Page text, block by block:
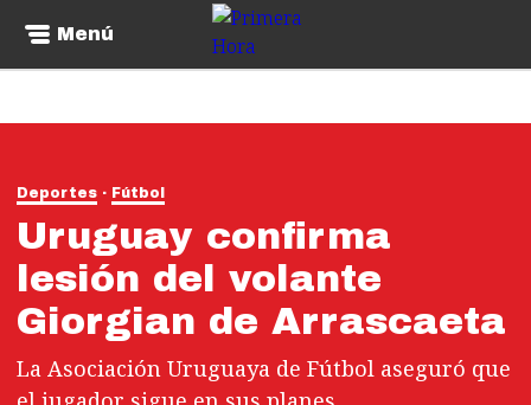
Menú
Deportes Fútbol
Uruguay confirma
lesión del volante
Giorgian de Arrascaeta
La Asociación Uruguaya de Fútbol aseguró que